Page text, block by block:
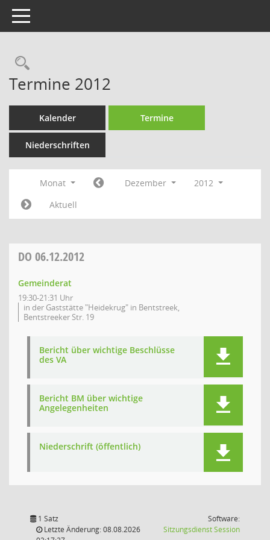
Toggle navigation
Rechercheauswahl
Termine 2012
Kalender Termine
Niederschriften
Monat Dezember
2012
Aktuell
DO 06.12.2012
Gemeinderat
19:30-21:31 Uhr
in der Gaststätte "Heidekrug" in Bentstreek,
Bentstreeker Str. 19
Bericht über wichtige Beschlüsse
des VA
Bericht BM über wichtige
Angelegenheiten
Niederschrift (öffentlich)
1 Satz
Letzte Änderung: 08.08.2026
Software:
SitzungsdienstSession(Wird in